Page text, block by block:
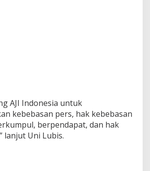
AJI Indonesia untuk
kebebasan pers, hak kebebasan
berpendapat, dan hak
lanjut Uni Lubis.